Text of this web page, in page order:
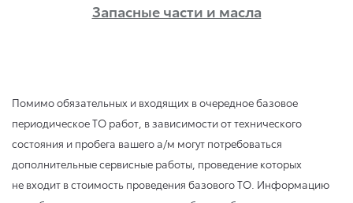
Запасные части и масла
Помимо обязательных и входящих в очередное базовое
периодическое ТО работ, в зависимости от технического
состояния и пробега вашего а/м могут потребоваться
дополнительные сервисные работы, проведение которых
не входит в стоимость проведения базового ТО. Информацию